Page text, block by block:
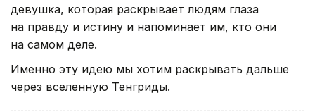
девушка, которая раскрывает людям глаза
на правду и истину и напоминает им, кто они
на самом деле.
Именно эту идею мы хотим раскрывать дальше
через вселенную Тенгриды.